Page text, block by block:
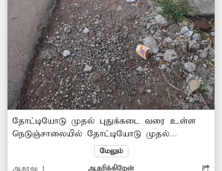
தோட்டியோடு முதல் புதுக்கடை வரை உள்ள
நெடுஞ்சாலையில் தோட்டியோடு முதல்
திங்கள்சந்தை வரை புதிதாக சாலை
அமைக்கப்பட்டுள்ளது. இந்த சாலை
மேலும்
ஆதரவு: 1 ஆதரிக்கிறேன்